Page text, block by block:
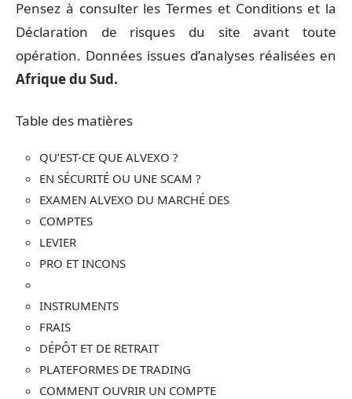
Pensez à consulter les Termes et Conditions et la
Déclaration de risques du site avant toute
opération. Données issues d’analyses réalisées en
Afrique du Sud.
Table des matières
QU’EST-CE QUE ALVEXO ?
EN SÉCURITÉ OU UNE SCAM ?
EXAMEN ALVEXO DU MARCHÉ DES
COMPTES
LEVIER
PRO ET INCONS
INSTRUMENTS
FRAIS
DÉPÔT ET DE RETRAIT
PLATEFORMES DE TRADING
COMMENT OUVRIR UN COMPTE